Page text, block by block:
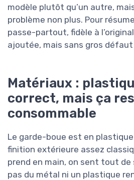
modèle plutôt qu’un autre,
problème non plus. Pour
passe-partout, fidèle à
ajoutée, mais sans gros défaut
Matériaux :
correct, mais ça
consommable
Le garde-boue est en
finition extérieure assez
prend en main, on sent tout de
pas du métal ni un plastique